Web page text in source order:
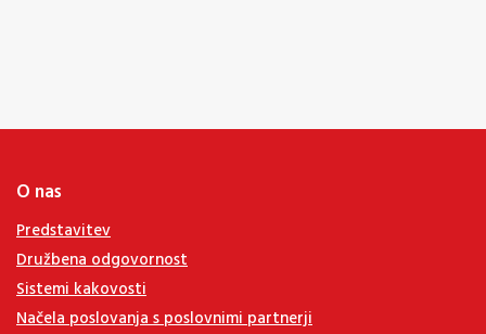
O nas
Predstavitev
Družbena odgovornost
Sistemi kakovosti
Načela poslovanja s poslovnimi partnerji